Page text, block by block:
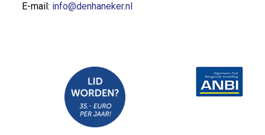
E-mail: info@denhaneker.nl